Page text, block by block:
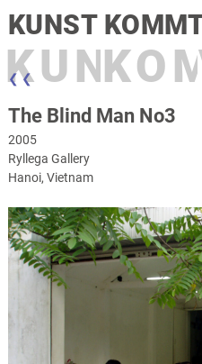
KUNST
KUNST
❮ ❮
The Blind Man No3
2005
Ryllega Gallery
Hanoi, Vietnam